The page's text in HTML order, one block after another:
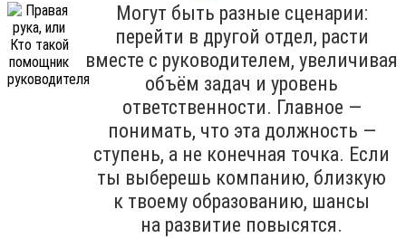
Могут быть разные сценарии:
перейти в другой отдел, расти
вместе с руководителем, увеличивая
объём задач и уровень
ответственности. Главное —
понимать, что эта должность —
ступень, а не конечная точка. Если
ты выберешь компанию, близкую
к твоему образованию, шансы
на развитие повысятся.